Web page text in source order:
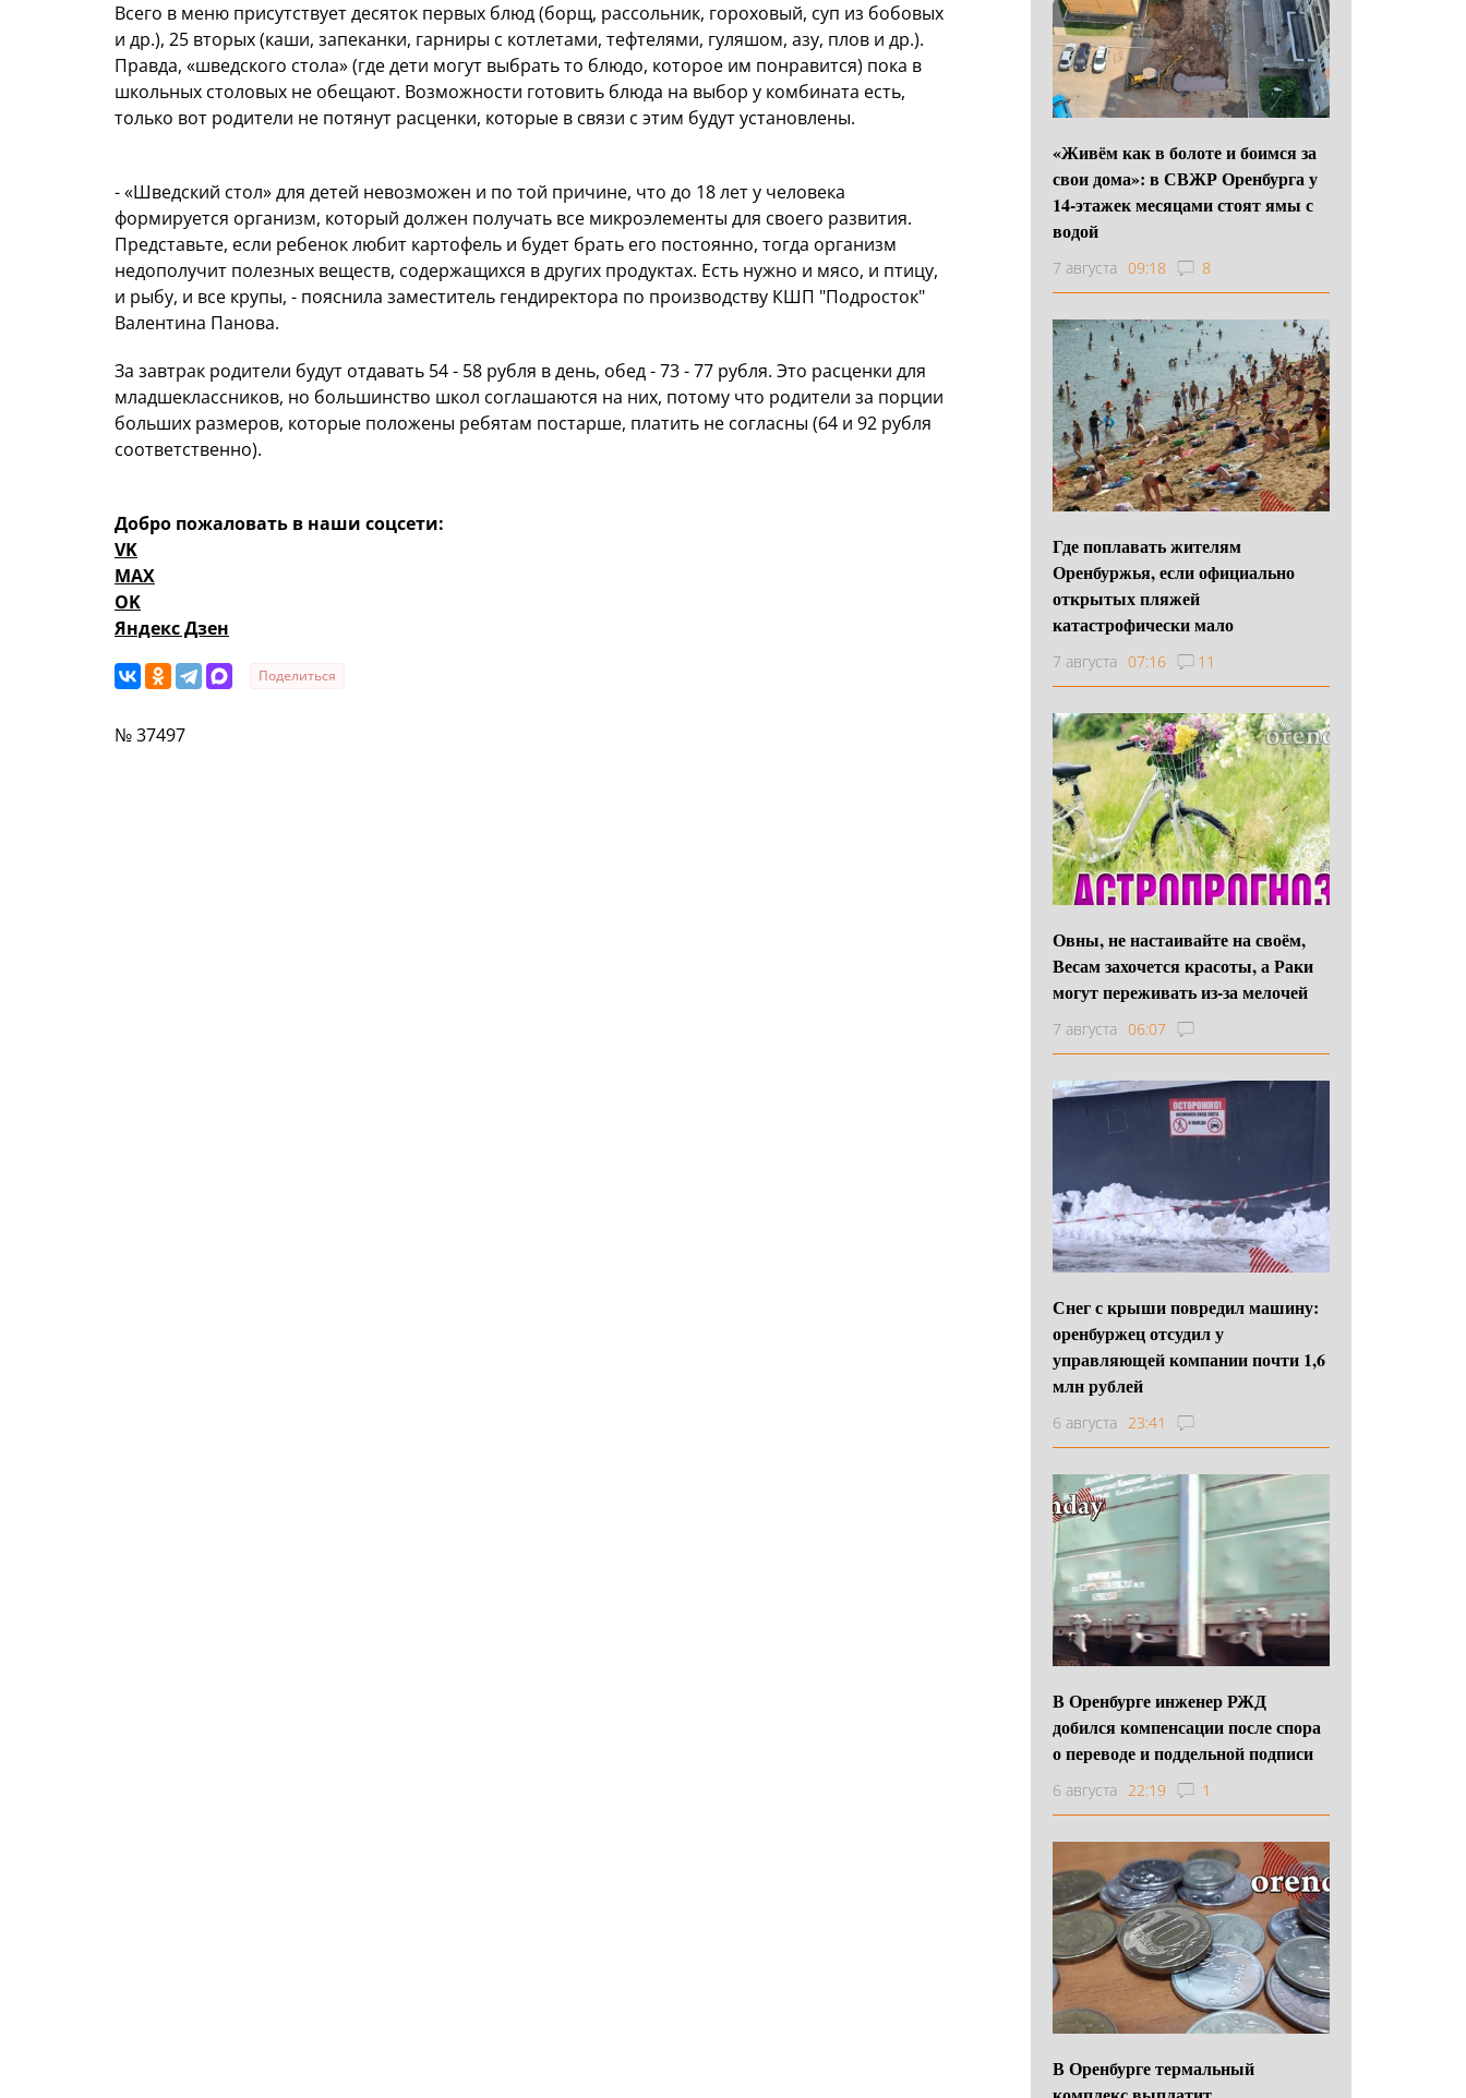
Всего в меню присутствует десяток первых блюд (борщ, рассольник, гороховый, суп из бобовых
и др.), 25 вторых (каши, запеканки, гарниры с котлетами, тефтелями, гуляшом, азу, плов и др.).
Правда, «шведского стола» (где дети могут выбрать то блюдо, которое им понравится) пока в
школьных столовых не обещают. Возможности готовить блюда на выбор у комбината есть,
только вот родители не потянут расценки, которые в связи с этим будут установлены.
- «Шведский стол» для детей невозможен и по той причине, что до 18 лет у человека
формируется организм, который должен получать все микроэлементы для своего развития.
Представьте, если ребенок любит картофель и будет брать его постоянно, тогда организм
недополучит полезных веществ, содержащихся в других продуктах. Есть нужно и мясо, и птицу,
и рыбу, и все крупы, - пояснила заместитель гендиректора по производству КШП "Подросток"
Валентина Панова.
За завтрак родители будут отдавать 54 - 58 рубля в день, обед - 73 - 77 рубля. Это расценки для
младшеклассников, но большинство школ соглашаются на них, потому что родители за порции
больших размеров, которые положены ребятам постарше, платить не согласны (64 и 92 рубля
соответственно).
Добро пожаловать в наши соцсети:
VK
MAX
OK
Яндекс Дзен
Поделиться
№ 37497
«Живём как в болоте и боимся за
свои дома»: в СВЖР Оренбурга у
14-этажек месяцами стоят ямы с
водой
7 августа 09:18 8
Где поплавать жителям
Оренбуржья, если официально
открытых пляжей
катастрофически мало
7 августа 07:16 11
Овны, не настаивайте на своём,
Весам захочется красоты, а Раки
могут переживать из-за мелочей
7 августа 06:07
Снег с крыши повредил машину:
оренбуржец отсудил у
управляющей компании почти 1,6
млн рублей
6 августа 23:41
В Оренбурге инженер РЖД
добился компенсации после спора
о переводе и поддельной подписи
6 августа 22:19 1
В Оренбурге термальный